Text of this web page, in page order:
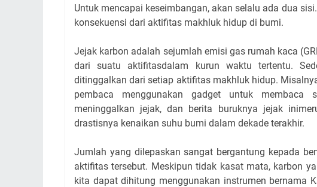
Untuk mencapai keseimbangan, akan selalu ada dua
konsekuensi dari aktifitas makhluk hidup di bumi.
Jejak karbon adalah sejumlah emisi gas rumah kaca
dari suatu aktifitasdalam kurun waktu tertentu.
ditinggalkan dari setiap aktifitas makhluk hidup.
pembaca menggunakan gadget untuk
meninggalkan jejak, dan berita buruknya jejak
drastisnya kenaikan suhu bumi dalam dekade terakhir.
Jumlah yang dilepaskan sangat bergantung kepada
aktifitas tersebut. Meskipun tidak kasat mata, karbon
kita dapat dihitung menggunakan instrumen bernama